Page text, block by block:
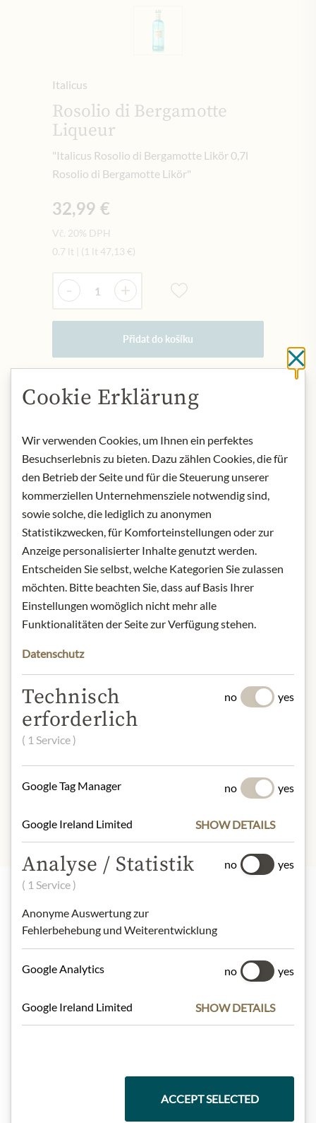
Italicus
Rosolio di Bergamotte
Liqueur
"Italicus Rosolio di Bergamotte Likör 0,7l
Rosolio di Bergamotte Likör"
32,99 €
Vč. 20% DPH
0.7 lt
(1 lt 47,13 €)
Množství
- +
Přidat do košíku
NYNÍ SKLADEM
POPIS
The unusual bottle was designed by
the award-winning Stranger &
Stranger agency and its color is a
tribute to the clear water of the
Grotta Azzura in Capri, where Gallo
spent his childhood under bergamot
trees.
origin: Italy
alcohol content: 20%
* Wir bitten um Verständnis, dass das
Produktdesign von der Abbildung
abweichen kann.
SLOŽENÍ A ALERGENY
Keine Allergene
Nejlepší z našeho sortimentu
Dárkové koše
Cookie Erklärung
Wir verwenden Cookies, um Ihnen ein perfektes
Besuchserlebnis zu bieten. Dazu zählen Cookies, die für
den Betrieb der Seite und für die Steuerung unserer
kommerziellen Unternehmensziele notwendig sind,
sowie solche, die lediglich zu anonymen
Statistikzwecken, für Komforteinstellungen oder zur
Anzeige personalisierter Inhalte genutzt werden.
Entscheiden Sie selbst, welche Kategorien Sie zulassen
möchten. Bitte beachten Sie, dass auf Basis Ihrer
Einstellungen womöglich nicht mehr alle
Funktionalitäten der Seite zur Verfügung stehen.
Datenschutz
Technisch
erforderlich
( 1 Service )
no yes
Google Tag Manager no yes
Google Ireland Limited SHOW DETAILS
Analyse / Statistik
( 1 Service )
Anonyme Auswertung zur
Fehlerbehebung und Weiterentwicklung
no yes
Google Analytics no yes
Google Ireland Limited SHOW DETAILS
ACCEPT SELECTED